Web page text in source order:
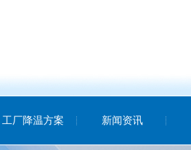
工厂降温方案 新闻资讯